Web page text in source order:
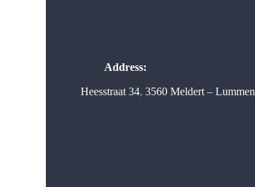
Address:
Heesstraat 34, 3560 Meldert – Lummen